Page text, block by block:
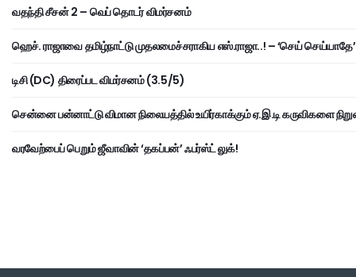
வதந்தி சீசன் 2 – வெப் தொடர் விமர்சனம்
ஹெச். ராஜாவை தமிழ்நாட்டு முதலமைச்சராகிய எஸ்.ராஜா..! – ‘செய் செய்யாதே’
டிசி (DC) திரைப்பட விமர்சனம் (3.5/5)
சென்னை பன்னாட்டு விமான நிலையத்தில் உயிர்காக்கும் ஏ.இ.டி கருவிகளை
வரவேற்பைப் பெறும் ஜீவாவின் ‘தகப்பன்’ ஃபர்ஸ்ட் லுக்!